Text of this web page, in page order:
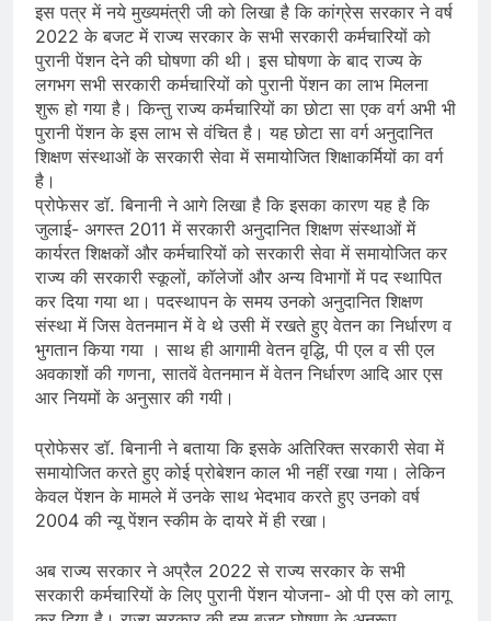
इस पत्र में नये मुख्यमंत्री जी को लिखा है कि कांग्रेस सरकार ने वर्ष
2022 के बजट में राज्य सरकार के सभी सरकारी कर्मचारियों को
पुरानी पेंशन देने की घोषणा की थी। इस घोषणा के बाद राज्य के
लगभग सभी सरकारी कर्मचारियों को पुरानी पेंशन का लाभ मिलना
शुरू हो गया है। किन्तु राज्य कर्मचारियों का छोटा सा एक वर्ग अभी भी
पुरानी पेंशन के इस लाभ से वंचित है। यह छोटा सा वर्ग अनुदानित
शिक्षण संस्थाओं के सरकारी सेवा में समायोजित शिक्षाकर्मियों का वर्ग
है।
प्रोफेसर डॉ. बिनानी ने आगे लिखा है कि इसका कारण यह है कि
जुलाई- अगस्त 2011 में सरकारी अनुदानित शिक्षण संस्थाओं में
कार्यरत शिक्षकों और कर्मचारियों को सरकारी सेवा में समायोजित कर
राज्य की सरकारी स्कूलों, कॉलेजों और अन्य विभागों में पद स्थापित
कर दिया गया था। पदस्थापन के समय उनको अनुदानित शिक्षण
संस्था में जिस वेतनमान में वे थे उसी में रखते हुए वेतन का निर्धारण व
भुगतान किया गया । साथ ही आगामी वेतन वृद्धि, पी एल व सी एल
अवकाशों की गणना, सातवें वेतनमान में वेतन निर्धारण आदि आर एस
आर नियमों के अनुसार की गयी।
प्रोफेसर डॉ. बिनानी ने बताया कि इसके अतिरिक्त सरकारी सेवा में
समायोजित करते हुए कोई प्रोबेशन काल भी नहीं रखा गया। लेकिन
केवल पेंशन के मामले में उनके साथ भेदभाव करते हुए उनको वर्ष
2004 की न्यू पेंशन स्कीम के दायरे में ही रखा।
अब राज्य सरकार ने अप्रैल 2022 से राज्य सरकार के सभी
सरकारी कर्मचारियों के लिए पुरानी पेंशन योजना- ओ पी एस को लागू